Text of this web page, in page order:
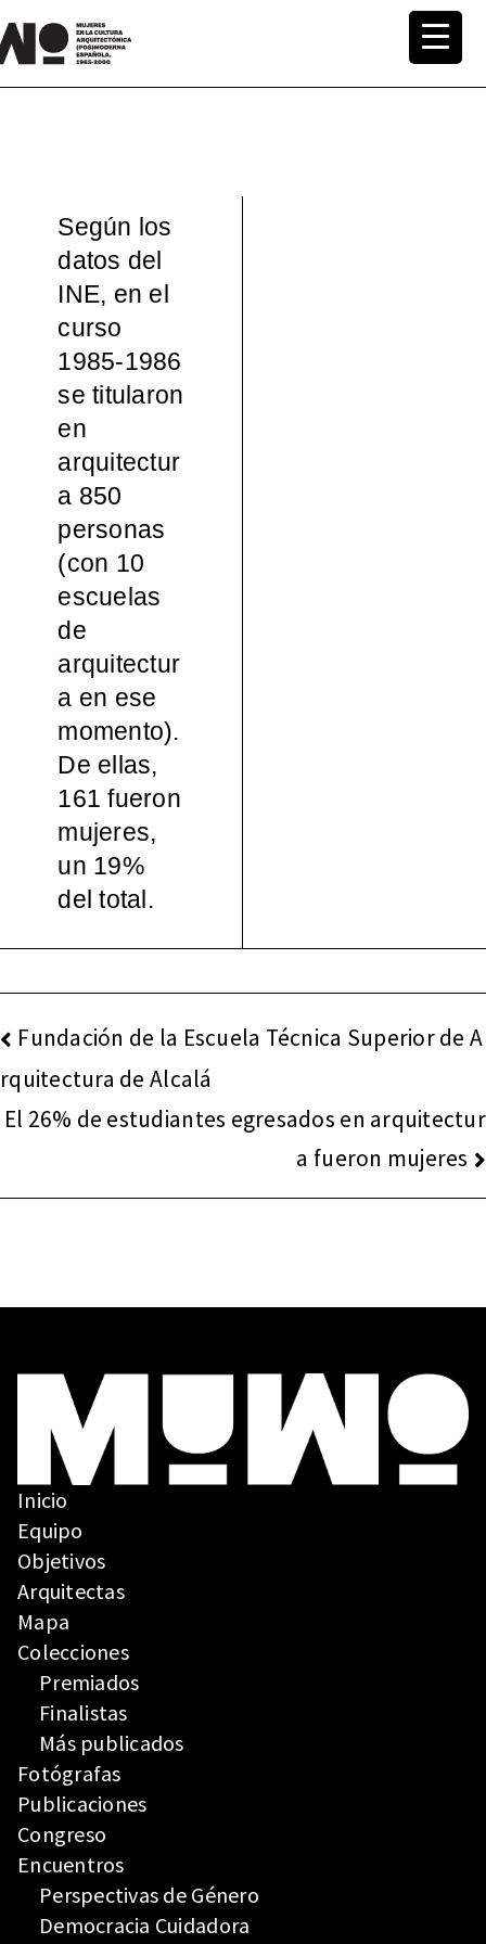
al
MuWo –
Según los
datos del
INE, en el
curso
1985-1986
se titularon
en
arquitectur
a 850
personas
(con 10
escuelas
de
arquitectur
a en ese
momento).
De ellas,
161 fueron
mujeres,
un 19%
del total.
NAVEGACIÓN
ENTRADAS
Fundación de la Escuela Técnica Superior de A
rquitectura de Alcalá
El 26% de estudiantes egresados en arquitectur
a fueron mujeres
Inicio
Equipo
Objetivos
Arquitectas
Mapa
Colecciones
Premiados
Finalistas
Más publicados
Fotógrafas
Publicaciones
Congreso
Encuentros
Perspectivas de Género
Democracia Cuidadora